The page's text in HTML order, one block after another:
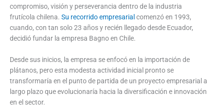
compromiso, visión y perseverancia dentro de la industria
frutícola chilena. Su recorrido empresarial comenzó en 1993,
cuando, con tan solo 23 años y recién llegado desde Ecuador,
decidió fundar la empresa Bagno en Chile.
Desde sus inicios, la empresa se enfocó en la importación de
plátanos, pero esta modesta actividad inicial pronto se
transformaría en el punto de partida de un proyecto empresarial a
largo plazo que evolucionaría hacia la diversificación e innovación
en el sector.